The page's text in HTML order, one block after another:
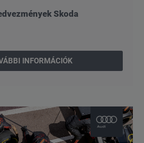
Skoda
INFORMÁCIÓK